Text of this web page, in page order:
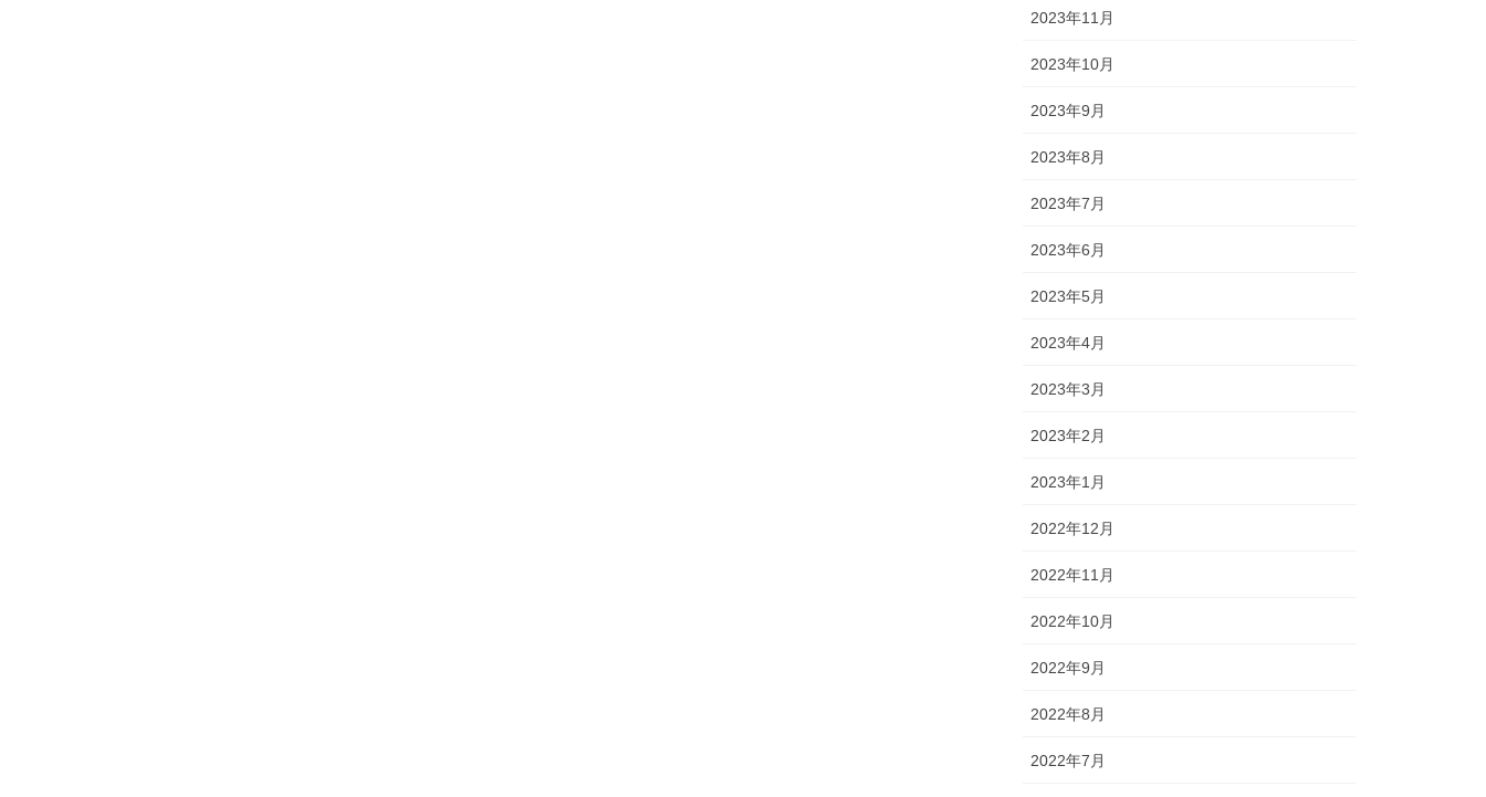
2023年11月
2023年10月
2023年9月
2023年8月
2023年7月
2023年6月
2023年5月
2023年4月
2023年3月
2023年2月
2023年1月
2022年12月
2022年11月
2022年10月
2022年9月
2022年8月
2022年7月